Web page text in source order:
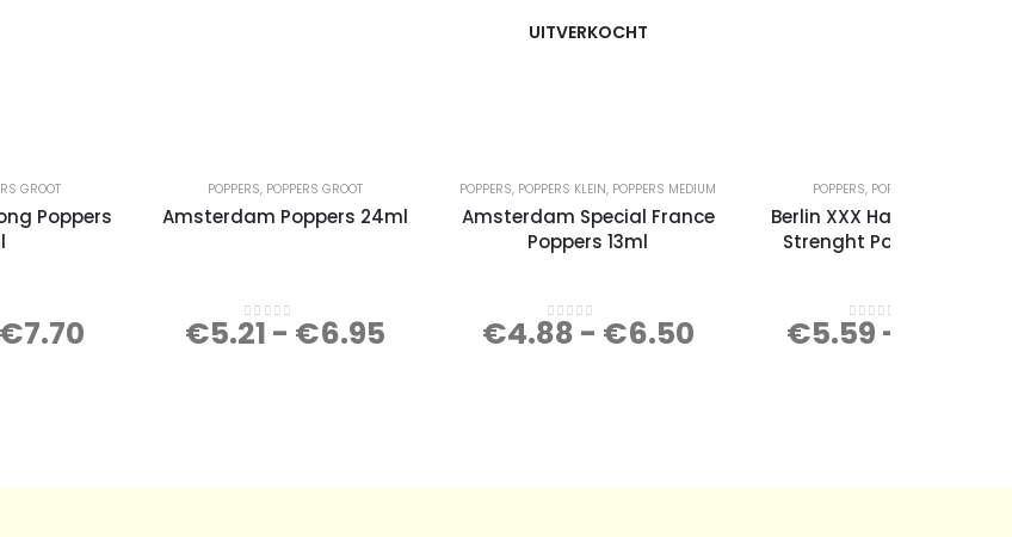
GROOT
Poppers
€7.70
POPPERS, POPPERS GROOT
Amsterdam Poppers 24ml
0out of 5
€5.21 - €6.95
UITVERKOCHT
POPPERS, POPPERS KLEIN, POPPERS MEDIUM
Amsterdam Special France
Poppers 13ml
0 out of 5
€4.88 - €6.50
POPPERS, POPPERS GROOT
Berlin XXX Hardcore Super
Strenght Poppers 25ml
0 out of 5
€5.59 -